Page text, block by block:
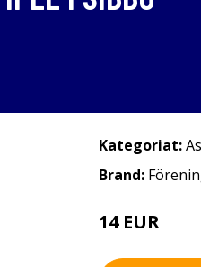
Kategoriat:
Brand:
14 EUR